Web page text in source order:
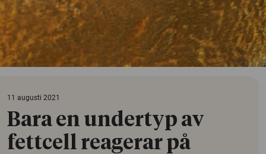
11 augusti 2021
Bara en undertyp av
fettcell reagerar på